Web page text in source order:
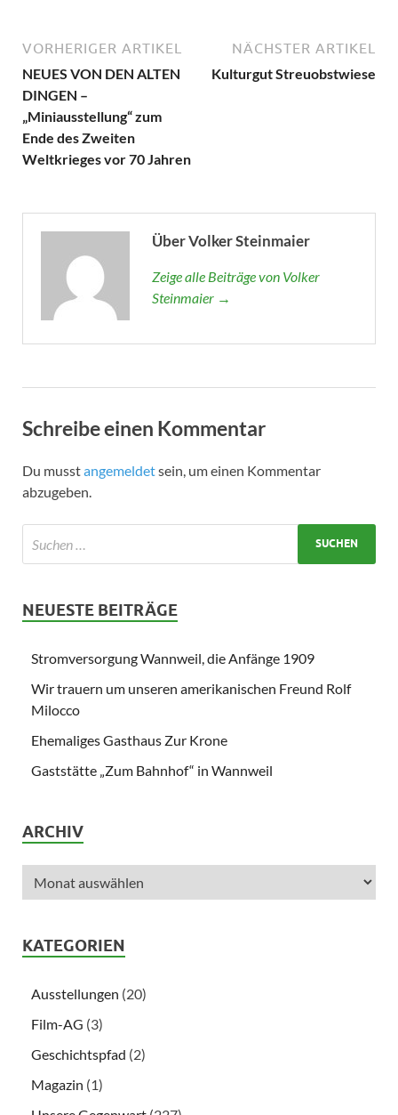
VORHERIGER ARTIKEL
NEUES VON DEN ALTEN
DINGEN –
„Miniausstellung“ zum
Ende des Zweiten
Weltkrieges vor 70 Jahren
NÄCHSTER ARTIKEL
Kulturgut Streuobstwiese
Über Volker Steinmaier
Zeige alle Beiträge von Volker
Steinmaier →
Schreibe einen Kommentar
Du musstangemeldetsein, um einen Kommentar
abzugeben.
NEUESTE BEITRÄGE
Stromversorgung Wannweil, die Anfänge 1909
Wir trauern um unseren amerikanischen Freund Rolf
Milocco
Ehemaliges Gasthaus Zur Krone
Gaststätte „Zum Bahnhof“ in Wannweil
ARCHIV
KATEGORIEN
Ausstellungen (20)
Film-AG (3)
Geschichtspfad (2)
Magazin (1)